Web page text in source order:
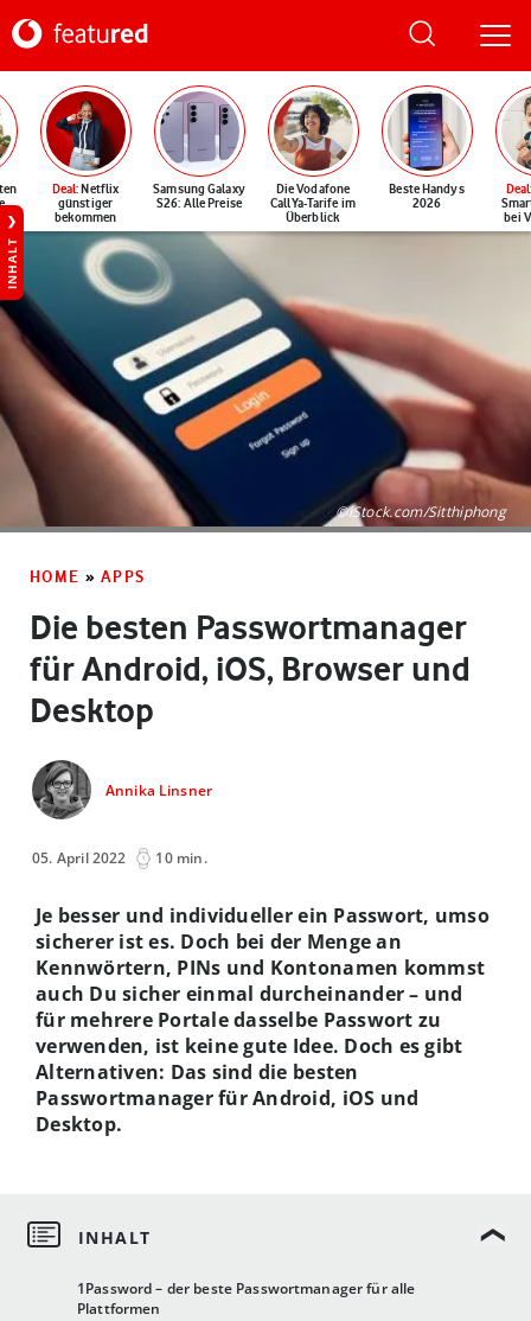
Deal: Netflix
günstiger
bekommen
Samsung Galaxy
S26: Alle Preise
Die Vodafone
CallYa-Tarife im
Überblick
Beste Handys
2026
Deal
bei
INHALT
©iStock.com/Sitthiphong
HOME » APPS
Die besten Passwortmanager
für Android, iOS, Browser und
Desktop
Annika Linsner
05. April 2022 10 min.
1Password – der beste Passwortmanager für alle
Plattformen
Je besser und individueller ein Passwort, umso
sicherer ist es. Doch bei der Menge an
Kennwörtern, PINs und Kontonamen kommst
auch Du sicher einmal durcheinander – und
für mehrere Portale dasselbe Passwort zu
verwenden, ist keine gute Idee. Doch es gibt
Alternativen: Das sind die besten
Passwortmanager für Android, iOS und
Desktop.